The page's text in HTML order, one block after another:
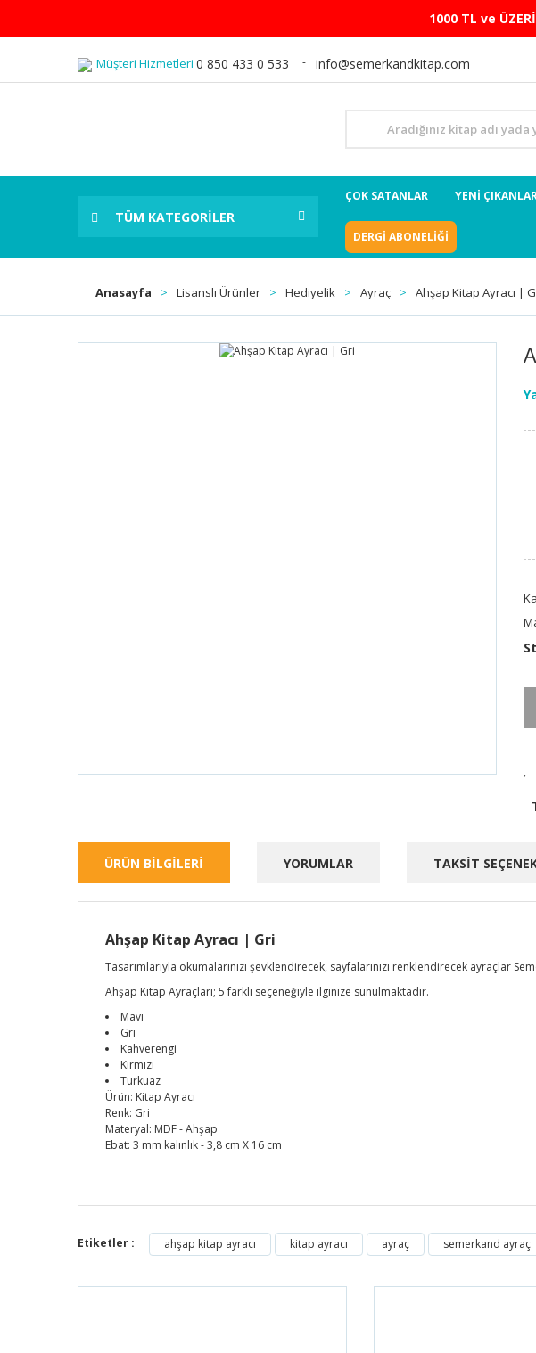
1000 TL ve
Müşteri Hizmetleri 0 850 433 0 533 info@semerkandkitap.com
TÜM KATEGORİLER
ÇOK SATANLAR YENİ
DERGİ ABONELİĞİ
Anasayfa Lisanslı Ürünler Hediyelik Ayraç Ahşap Kitap Ayracı |
ÜRÜN BİLGİLERİ YORUMLAR TAKSİT
Ahşap Kitap Ayracı | Gri
Tasarımlarıyla okumalarınızı şevklendirecek, sayfalarınızı renklendirecek ayraçlar
Ahşap Kitap Ayraçları; 5 farklı seçeneğiyle ilginize sunulmaktadır.
Mavi
Gri
Kahverengi
Kırmızı
Turkuaz
Ürün: Kitap Ayracı
Renk: Gri
Materyal: MDF - Ahşap
Ebat: 3 mm kalınlık - 3,8 cm X 16 cm
Etiketler : ahşap kitap ayracı kitap ayracı ayraç semerkand ayraç